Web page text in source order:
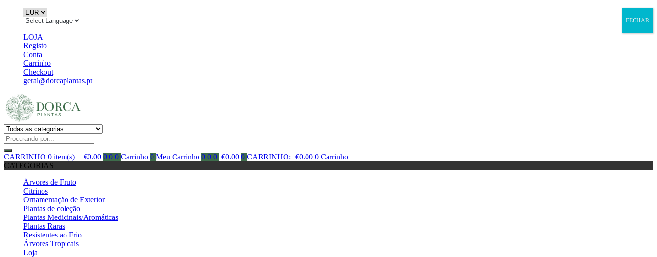
LOJA
Registo
Conta
Carrinho
Checkout
geral@dorcaplantas.pt
CARRINHO 0 item(s) - €0.00 0 0 0 Carrinho 0 Meu Carrinho 0 0 0 €0.00 0 CARRINHO: €0.00 0 Carrinho
CATEGORIAS
Árvores de Fruto
Citrinos
Ornamentação de Exterior
Plantas de coleção
Plantas Medicinais/Aromáticas
Plantas Raras
Resistentes ao Frio
Árvores Tropicais
Loja
FECHAR